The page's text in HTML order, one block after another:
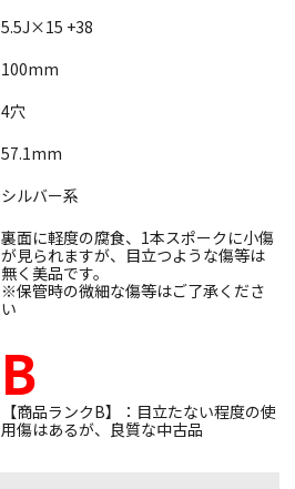
5.5J×15 +38
100mm
4穴
57.1mm
シルバー系
裏面に軽度の腐食、1本スポークに小傷
が見られますが、目立つような傷等は
無く美品です。
※保管時の微細な傷等はご了承くださ
い
B
【商品ランクB】：目立たない程度の使
用傷はあるが、良質な中古品